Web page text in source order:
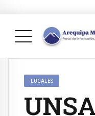
LOCALES